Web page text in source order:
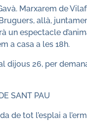
Marxarem de
allà,
un espectacle
a casa a les 18h.
dijous 26, per
SANT PAU
de tot l’esplai a